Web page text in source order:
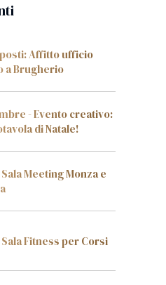
Affitto ufficio
a Brugherio
- Evento creativo:
di Natale!
Meeting Monza e
Fitness per Corsi